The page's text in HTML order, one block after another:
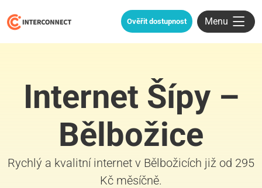
Ověřit dostupnost Menu
Internet Šípy –
Bělbožice
Rychlý a kvalitní internet v Bělbožicích již od 295
Kč měsíčně.